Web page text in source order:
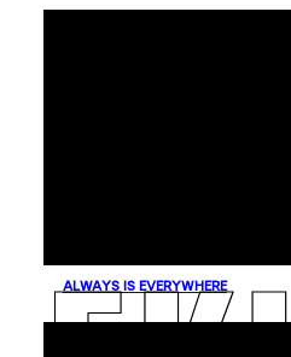
ALWAYS IS EVERYWHERE